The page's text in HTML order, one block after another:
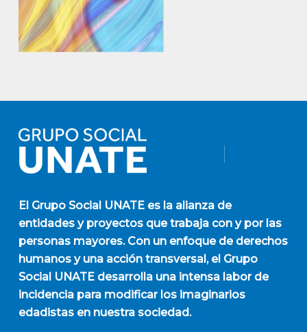
El Grupo Social UNATEes la alianza de
entidades y proyectos que trabaja con y por las
personas mayores. Con un enfoque de derechos
humanos y una acción transversal, el Grupo
Social UNATE desarrolla una intensa labor de
incidencia para modificar los imaginarios
edadistas en nuestra sociedad.